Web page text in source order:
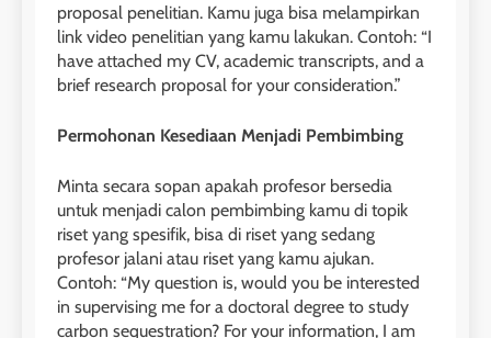
29
Perbedaan Antara IELTS
LEIDEN INSTITUTE
1
Online IELTS Courses
LEIDEN INSTITUTE
proposal penelitian. Kamu juga bisa melampirkan
link video penelitian yang kamu lakukan. Contoh: “I
have attached my CV, academic transcripts, and a
brief research proposal for your consideration.”
Permohonan Kesediaan Menjadi Pembimbing
Minta secara sopan apakah profesor bersedia
untuk menjadi calon pembimbing kamu di topik
riset yang spesifik, bisa di riset yang sedang
profesor jalani atau riset yang kamu ajukan.
Contoh: “My question is, would you be interested
in supervising me for a doctoral degree to study
carbon sequestration? For your information, I am